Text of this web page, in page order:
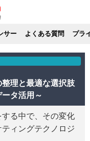
サー よくある質問 プラ
整理と最適な選択肢
タ活用～
る中で、その変化
ィングテクノロジ